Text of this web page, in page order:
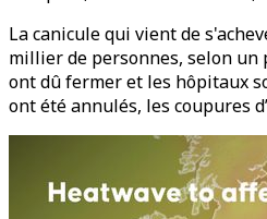
La canicule qui vient de
millier de personnes, selon un
ont dû fermer et les hôpitaux
ont été annulés, les coupures